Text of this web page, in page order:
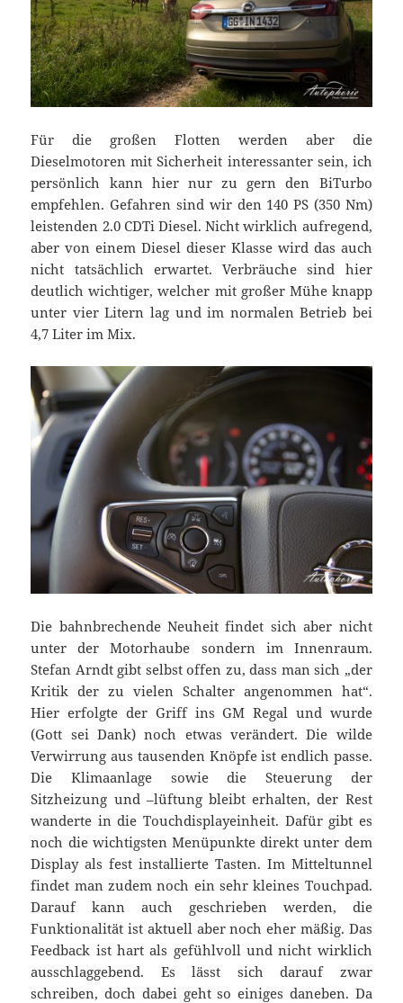
Für die großen Flotten werden aber die
Dieselmotoren mit Sicherheit interessanter sein, ich
persönlich kann hier nur zu gern den BiTurbo
empfehlen. Gefahren sind wir den 140 PS (350 Nm)
leistenden 2.0 CDTi Diesel. Nicht wirklich aufregend,
aber von einem Diesel dieser Klasse wird das auch
nicht tatsächlich erwartet. Verbräuche sind hier
deutlich wichtiger, welcher mit großer Mühe knapp
unter vier Litern lag und im normalen Betrieb bei
4,7 Liter im Mix.
Die bahnbrechende Neuheit findet sich aber nicht
unter der Motorhaube sondern im Innenraum.
Stefan Arndt gibt selbst offen zu, dass man sich „der
Kritik der zu vielen Schalter angenommen hat“.
Hier erfolgte der Griff ins GM Regal und wurde
(Gott sei Dank) noch etwas verändert. Die wilde
Verwirrung aus tausenden Knöpfe ist endlich passe.
Die Klimaanlage sowie die Steuerung der
Sitzheizung und –lüftung bleibt erhalten, der Rest
wanderte in die Touchdisplayeinheit. Dafür gibt es
noch die wichtigsten Menüpunkte direkt unter dem
Display als fest installierte Tasten. Im Mitteltunnel
findet man zudem noch ein sehr kleines Touchpad.
Darauf kann auch geschrieben werden, die
Funktionalität ist aktuell aber noch eher mäßig. Das
Feedback ist hart als gefühlvoll und nicht wirklich
ausschlaggebend. Es lässt sich darauf zwar
schreiben, doch dabei geht so einiges daneben. Da